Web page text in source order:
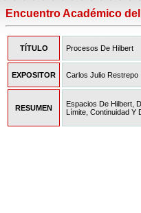
Encuentro Académico
TÍTULO Procesos De Hilbert
EXPOSITOR Carlos Julio Restrepo
RESUMEN
Espacios De Hilbert,
Límite, Continuidad Y